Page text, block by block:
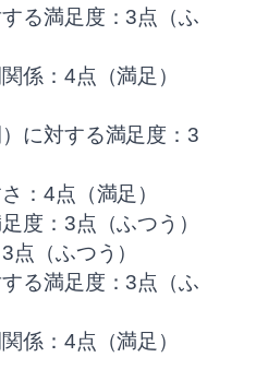
る満足度：3点（ふ
係：4点（満足）
に対する満足度：3
：4点（満足）
度：3点（ふつう）
点（ふつう）
る満足度：3点（ふ
係：4点（満足）